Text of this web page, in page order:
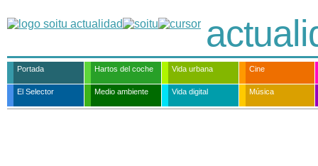
Portada Hartos del coche Vida urbana Cine
El Selector Medio ambiente Vida digital Música